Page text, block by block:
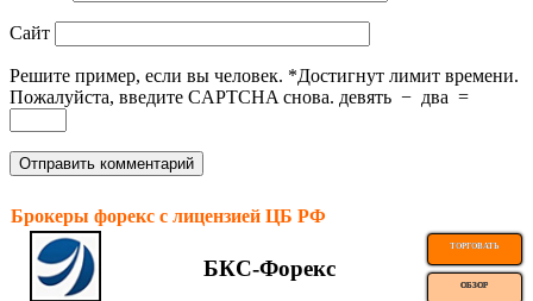
Сайт
Решите пример, если вы человек. *Достигнут лимит времени.
Пожалуйста, введите CAPTCHA снова. девять − два =
Брокеры форекс с лицензией ЦБ РФ
БКС-Форекс
ТОРГОВАТЬ
ОБЗОР